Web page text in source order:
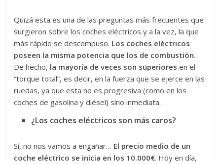
Quizá esta es una de las preguntas más frecuentes que
surgieron sobre los coches eléctricos y a la vez, la que
más rápido se descompuso. Los coches eléctricos
poseen la misma potencia que los de combustión.
De hecho, la mayoría de veces son superiores en el
“torque total”, es decir, en la fuerza que se ejerce en las
ruedas, ya que esta no es progresiva (como en los
coches de gasolina y diésel) sino inmediata.
¿Los coches eléctricos son más caros?
Sí, no nos vamos a engañar… El precio medio de un
coche eléctrico se inicia en los 10.000€. Hoy en día,